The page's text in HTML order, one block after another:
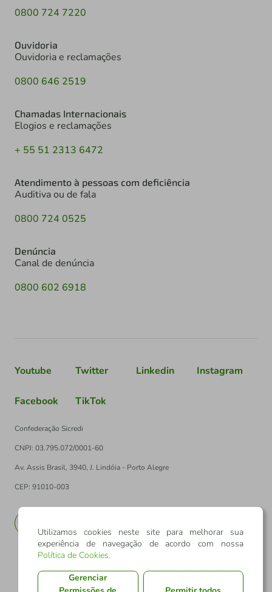
0800 724 7220
Ouvidoria
Ouvidoria e reclamações
0800 646 2519
Chamadas Internacionais
Elogios e reclamações
+ 55 51 2313 6472
Atendimento à pessoas com deficiência
Auditiva ou de fala
0800 724 0525
Denúncia
Canal de denúncia
0800 602 6918
Youtube Twitter Linkedin Instagram
Facebook TikTok
Confederação Sicredi
CNPJ: 03.795.072/0001-60
Av. Assis Brasil, 3940, J. Lindóia - Porto Alegre
CEP: 91010-003
Utilizamos cookies neste site para melhorar sua
experiência de navegação de acordo com nossa
Política de Cookies.
Gerenciar